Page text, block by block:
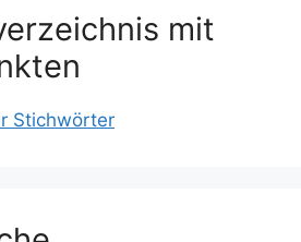
mit
Stichwörter